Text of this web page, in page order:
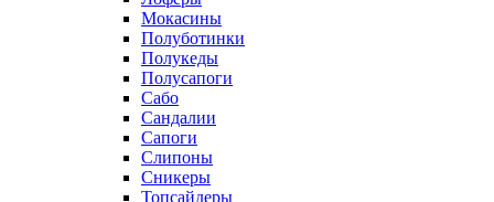
Мокасины
Полуботинки
Полукеды
Полусапоги
Сабо
Сандалии
Сапоги
Слипоны
Сникеры
Топсайдеры